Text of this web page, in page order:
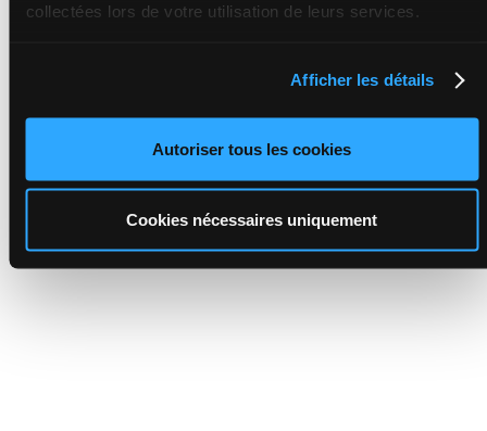
collectées lors de votre utilisation de leurs services.
Afficher les détails
Autoriser tous les cookies
Cookies nécessaires uniquement